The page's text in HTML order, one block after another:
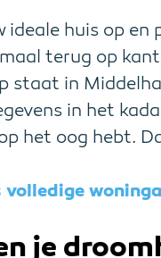
ideale huis op
terug op
staat in
in het
het oog hebt.
volledige
je